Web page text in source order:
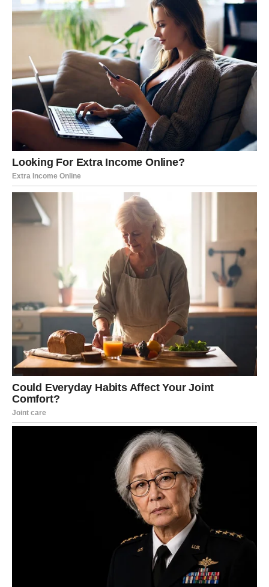
manipulacije.
Škorpija ovog meseca biraautentičnost
, čak i ako ona
znači kraj nečega što je dugo trajalo.
Ako si slobodan
Slobodne Škorpije u februaru ulaze u fazu duboke
emotivne selekcije. Površni odnosi te više ne zanimaju.
Ne tražiš avanturu – tražiš istinu, povezanost, intenzitet
koji ima smisla.
Moguće je da se pojavi osoba koja budi snažne emocije,
ali ovaj put Škorpija ne juri – već posmatra. Učiš da ne
moraš odmah da se otvoriš, ali i da ne moraš da se
zatvoriš. Balans između opreza i poverenja postaje ključ.
Za neke Škorpije, februar donosi konačno emotivno
zatvaranje jedne stare priče – ne sa mržnjom, već sa
razumevanjem.
LIČNA SNAGA –
TRANSFORMACIJA KOJA SE
VIŠE NE MOŽE ZAUSTAVITI
ličnu snagu kakva se retko vidi
. Ovo nije snaga dominacije, kontrole ili povlačenja
u tišinu – ovo je snaga jasnog stava. Znaš šta želiš. Znaš
šta nećeš. I više se ne plašiš da to priznaš, ni sebi, ni
Ovo je mesec u kojem Škorpija prestaje da se vraća na
stare rane. Ne zato što su nestale, već zato što više
. Prestaješ da reaguješ iz prošlosti. Počinješ